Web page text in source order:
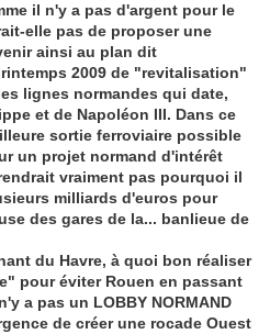
il n'y a pas d'argent pour le
elle pas de proposer une
ainsi au plan dit
2009 de "revitalisation"
lignes normandes qui date,
et de Napoléon III. Dans ce
sortie ferroviaire possible
un projet normand d'intérêt
vraiment pas pourquoi il
milliards d'euros pour
des gares de la... banlieue de
du Havre, à quoi bon réaliser
pour éviter Rouen en passant
a pas un LOBBY NORMAND
de créer une rocade Ouest